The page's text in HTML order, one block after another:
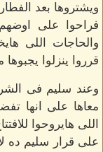
ويشتروها بعد
فراحوا على
والحاجات اللى
قرروا ينزلوا
وعند سليم فى
معاها على انها
اللى هايروحوا
على قرار سليم ده